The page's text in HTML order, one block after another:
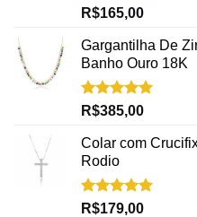
Avaliação
R$165,00
Gargantilha De
Banho Ouro 18K
Avaliação
R$385,00
Colar com
Rodio
Avaliação
R$179,00